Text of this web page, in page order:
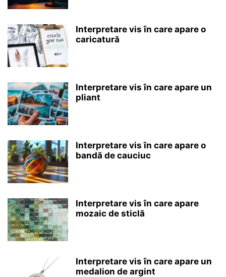
Interpretare vis în care apare o
caricatură
Interpretare vis în care apare un
pliant
Interpretare vis în care apare o
bandă de cauciuc
Interpretare vis în care apare
mozaic de sticlă
Interpretare vis în care apare un
medalion de argint